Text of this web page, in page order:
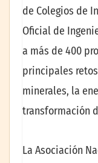
de Colegios de
Oficial de
a más de 400
principales
minerales, la
transformación
La Asociación